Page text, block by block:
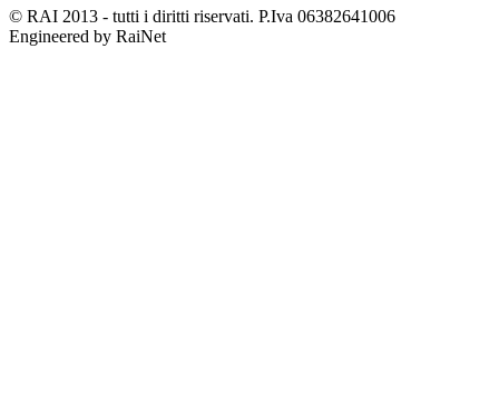
© RAI 2013 - tutti i diritti riservati. P.Iva 06382641006
Engineered by RaiNet